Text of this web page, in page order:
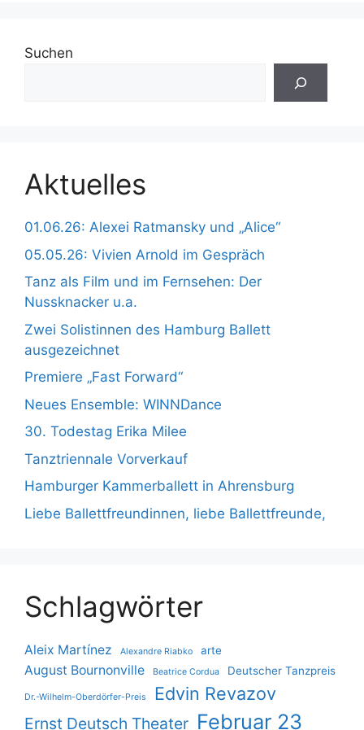
Suchen
Aktuelles
01.06.26: Alexei Ratmansky und „Alice“
05.05.26: Vivien Arnold im Gespräch
Tanz als Film und im Fernsehen: Der
Nussknacker u.a.
Zwei Solistinnen des Hamburg Ballett
ausgezeichnet
Premiere „Fast Forward“
Neues Ensemble: WINNDance
30. Todestag Erika Milee
Tanztriennale Vorverkauf
Hamburger Kammerballett in Ahrensburg
Liebe Ballettfreundinnen, liebe Ballettfreunde,
Schlagwörter
Aleix Martínez Alexandre Riabko arte
August Bournonville Beatrice Cordua Deutscher Tanzpreis
Dr.-Wilhelm-Oberdörfer-Preis Edvin Revazov
Ernst Deutsch Theater Februar 23